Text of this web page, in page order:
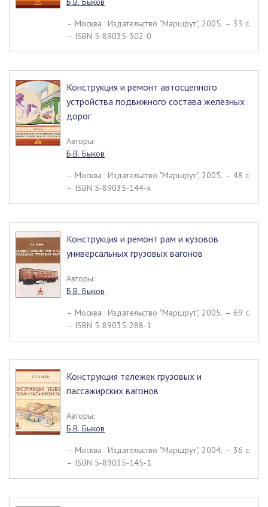
– Москва : Издательство "Маршрут", 2005. – 33 c.
– ISBN 5-89035-302-0
Конструкция и ремонт автосцепного
устройства подвижного состава железных
дорог
Авторы:
Б.В. Быков
– Москва : Издательство "Маршрут", 2005. – 48 c.
– ISBN 5-89035-144-х
Конструкция и ремонт рам и кузовов
универсальных грузовых вагонов
Авторы:
Б.В. Быков
– Москва : Издательство "Маршрут", 2005. – 69 c.
– ISBN 5-89035-288-1
Конструкция тележек грузовых и
пассажирских вагонов
Авторы:
Б.В. Быков
– Москва : Издательство "Маршрут", 2004. – 36 c.
– ISBN 5-89035-145-1